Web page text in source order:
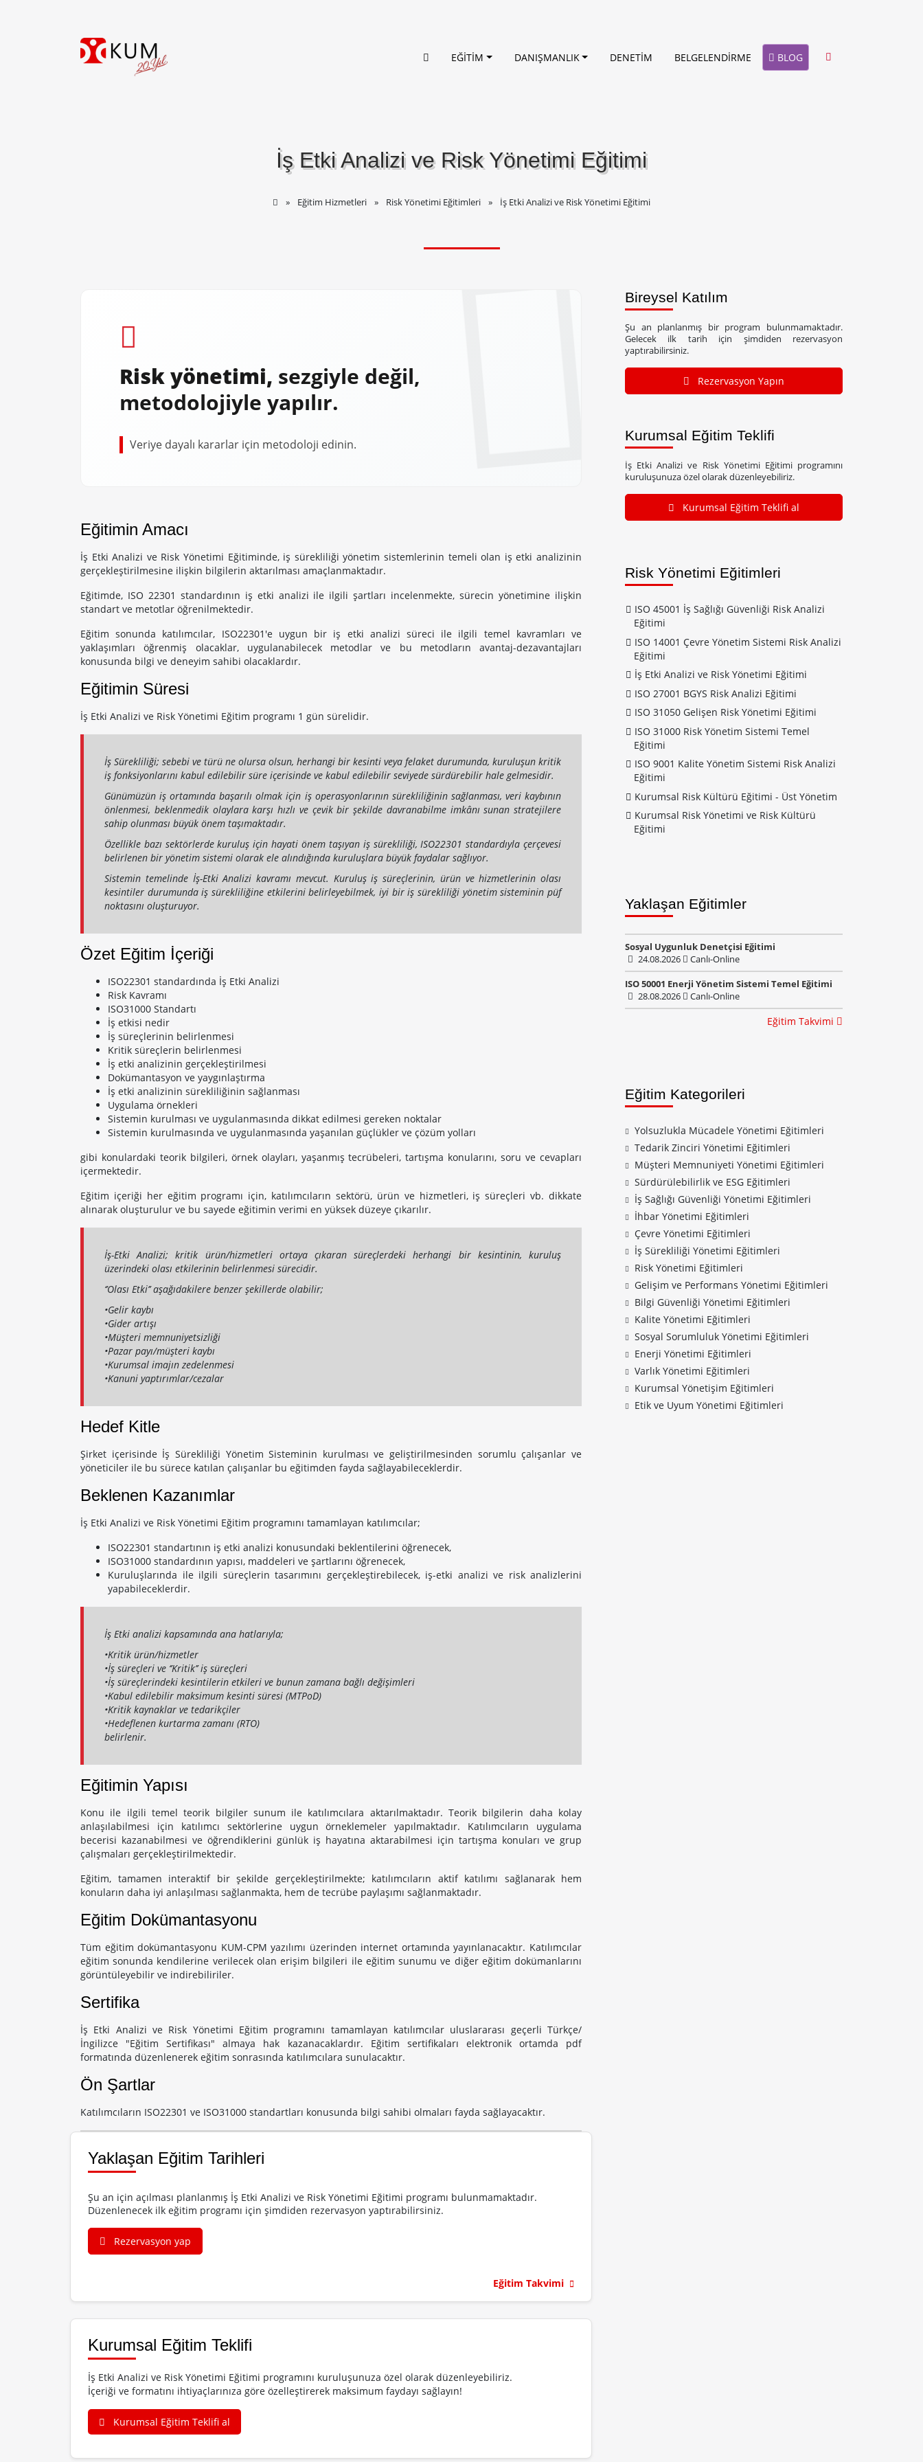
EĞİTİM DANIŞMANLIK DENETİM BELGELENDİRME BLOG
İş Etki Analizi ve Risk Yönetimi Eğitimi
Eğitim Hizmetleri Risk Yönetimi Eğitimleri İş Etki Analizi ve Risk Yönetimi Eğitimi
Risk yönetimi, sezgiyle değil,
metodolojiyle yapılır.
Veriye dayalı kararlar için metodoloji edinin.
Eğitimin Amacı
İş Etki Analizi ve Risk Yönetimi Eğitiminde, iş sürekliliği yönetim sistemlerinin temeli olan iş etki analizinin
gerçekleştirilmesine ilişkin bilgilerin aktarılması amaçlanmaktadır.
Eğitimde, ISO 22301 standardının iş etki analizi ile ilgili şartları incelenmekte, sürecin yönetimine ilişkin
standart ve metotlar öğrenilmektedir.
Eğitim sonunda katılımcılar, ISO22301'e uygun bir iş etki analizi süreci ile ilgili temel kavramları ve
yaklaşımları öğrenmiş olacaklar, uygulanabilecek metodlar ve bu metodların avantaj-dezavantajları
konusunda bilgi ve deneyim sahibi olacaklardır.
Eğitimin Süresi
İş Etki Analizi ve Risk Yönetimi Eğitim programı 1 gün sürelidir.
İş Sürekliliği; sebebi ve türü ne olursa olsun, herhangi bir kesinti veya felaket durumunda, kuruluşun kritik
iş fonksiyonlarını kabul edilebilir süre içerisinde ve kabul edilebilir seviyede sürdürebilir hale gelmesidir.
Günümüzün iş ortamında başarılı olmak için iş operasyonlarının sürekliliğinin sağlanması, veri kaybının
önlenmesi, beklenmedik olaylara karşı hızlı ve çevik bir şekilde davranabilme imkânı sunan stratejilere
sahip olunması büyük önem taşımaktadır.
Özellikle bazı sektörlerde kuruluş için hayati önem taşıyan iş sürekliliği, ISO22301 standardıyla çerçevesi
belirlenen bir yönetim sistemi olarak ele alındığında kuruluşlara büyük faydalar sağlıyor.
Sistemin temelinde İş-Etki Analizi kavramı mevcut. Kuruluş iş süreçlerinin, ürün ve hizmetlerinin olası
kesintiler durumunda iş sürekliliğine etkilerini belirleyebilmek, iyi bir iş sürekliliği yönetim sisteminin püf
noktasını oluşturuyor.
Özet Eğitim İçeriği
ISO22301 standardında İş Etki Analizi
Risk Kavramı
ISO31000 Standartı
İş etkisi nedir
İş süreçlerinin belirlenmesi
Kritik süreçlerin belirlenmesi
İş etki analizinin gerçekleştirilmesi
Dokümantasyon ve yaygınlaştırma
İş etki analizinin sürekliliğinin sağlanması
Uygulama örnekleri
Sistemin kurulması ve uygulanmasında dikkat edilmesi gereken noktalar
Sistemin kurulmasında ve uygulanmasında yaşanılan güçlükler ve çözüm yolları
gibi konulardaki teorik bilgileri, örnek olayları, yaşanmış tecrübeleri, tartışma konularını, soru ve cevapları
içermektedir.
Eğitim içeriği her eğitim programı için, katılımcıların sektörü, ürün ve hizmetleri, iş süreçleri vb. dikkate
alınarak oluşturulur ve bu sayede eğitimin verimi en yüksek düzeye çıkarılır.
İş-Etki Analizi; kritik ürün/hizmetleri ortaya çıkaran süreçlerdeki herhangi bir kesintinin, kuruluş
üzerindeki olası etkilerinin belirlenmesi sürecidir.
‘’Olası Etki’’ aşağıdakilere benzer şekillerde olabilir;
•Gelir kaybı
•Gider artışı
•Müşteri memnuniyetsizliği
•Pazar payı/müşteri kaybı
•Kurumsal imajın zedelenmesi
•Kanuni yaptırımlar/cezalar
Hedef Kitle
Şirket içerisinde İş Sürekliliği Yönetim Sisteminin kurulması ve geliştirilmesinden sorumlu çalışanlar ve
yöneticiler ile bu sürece katılan çalışanlar bu eğitimden fayda sağlayabileceklerdir.
Beklenen Kazanımlar
İş Etki Analizi ve Risk Yönetimi Eğitim programını tamamlayan katılımcılar;
ISO22301 standartının iş etki analizi konusundaki beklentilerini öğrenecek,
ISO31000 standardının yapısı, maddeleri ve şartlarını öğrenecek,
Kuruluşlarında ile ilgili süreçlerin tasarımını gerçekleştirebilecek, iş-etki analizi ve risk analizlerini
yapabileceklerdir.
İş Etki analizi kapsamında ana hatlarıyla;
•Kritik ürün/hizmetler
•İş süreçleri ve ‘’Kritik’’ iş süreçleri
•İş süreçlerindeki kesintilerin etkileri ve bunun zamana bağlı değişimleri
•Kabul edilebilir maksimum kesinti süresi (MTPoD)
•Kritik kaynaklar ve tedarikçiler
•Hedeflenen kurtarma zamanı (RTO)
belirlenir.
Eğitimin Yapısı
Konu ile ilgili temel teorik bilgiler sunum ile katılımcılara aktarılmaktadır. Teorik bilgilerin daha kolay
anlaşılabilmesi için katılımcı sektörlerine uygun örneklemeler yapılmaktadır. Katılımcıların uygulama
becerisi kazanabilmesi ve öğrendiklerini günlük iş hayatına aktarabilmesi için tartışma konuları ve grup
çalışmaları gerçekleştirilmektedir.
Eğitim, tamamen interaktif bir şekilde gerçekleştirilmekte; katılımcıların aktif katılımı sağlanarak hem
konuların daha iyi anlaşılması sağlanmakta, hem de tecrübe paylaşımı sağlanmaktadır.
Eğitim Dokümantasyonu
Tüm eğitim dokümantasyonu KUM-CPM yazılımı üzerinden internet ortamında yayınlanacaktır. Katılımcılar
eğitim sonunda kendilerine verilecek olan erişim bilgileri ile eğitim sunumu ve diğer eğitim dokümanlarını
görüntüleyebilir ve indirebiliriler.
Sertifika
İş Etki Analizi ve Risk Yönetimi Eğitim programını tamamlayan katılımcılar uluslararası geçerli Türkçe/
İngilizce "Eğitim Sertifikası" almaya hak kazanacaklardır. Eğitim sertifikaları elektronik ortamda pdf
formatında düzenlenerek eğitim sonrasında katılımcılara sunulacaktır.
Ön Şartlar
Katılımcıların ISO22301 ve ISO31000 standartları konusunda bilgi sahibi olmaları fayda sağlayacaktır.
Yaklaşan Eğitim Tarihleri
Şu an için açılması planlanmış İş Etki Analizi ve Risk Yönetimi Eğitimi programı bulunmamaktadır.
Düzenlenecek ilk eğitim programı için şimdiden rezervasyon yaptırabilirsiniz.
Rezervasyon yap
Eğitim Takvimi
Kurumsal Eğitim Teklifi
İş Etki Analizi ve Risk Yönetimi Eğitimi programını kuruluşunuza özel olarak düzenleyebiliriz.
İçeriği ve formatını ihtiyaçlarınıza göre özelleştirerek maksimum faydayı sağlayın!
Kurumsal Eğitim Teklifi al
Bireysel Katılım
Şu an planlanmış bir program bulunmamaktadır.
Gelecek ilk tarih için şimdiden rezervasyon
yaptırabilirsiniz.
Rezervasyon Yapın
Kurumsal Eğitim Teklifi
İş Etki Analizi ve Risk Yönetimi Eğitimi programını
kuruluşunuza özel olarak düzenleyebiliriz.
Kurumsal Eğitim Teklifi al
Risk Yönetimi Eğitimleri
ISO 45001 İş Sağlığı Güvenliği Risk Analizi
Eğitimi
ISO 14001 Çevre Yönetim Sistemi Risk Analizi
Eğitimi
İş Etki Analizi ve Risk Yönetimi Eğitimi
ISO 27001 BGYS Risk Analizi Eğitimi
ISO 31050 Gelişen Risk Yönetimi Eğitimi
ISO 31000 Risk Yönetim Sistemi Temel
Eğitimi
ISO 9001 Kalite Yönetim Sistemi Risk Analizi
Eğitimi
Kurumsal Risk Kültürü Eğitimi - Üst Yönetim
Kurumsal Risk Yönetimi ve Risk Kültürü
Eğitimi
Yaklaşan Eğitimler
Sosyal Uygunluk Denetçisi Eğitimi
24.08.2026
Canlı-Online
ISO 50001 Enerji Yönetim Sistemi Temel Eğitimi
28.08.2026
Canlı-Online
Eğitim Takvimi
Eğitim Kategorileri
Yolsuzlukla Mücadele Yönetimi Eğitimleri
Tedarik Zinciri Yönetimi Eğitimleri
Müşteri Memnuniyeti Yönetimi Eğitimleri
Sürdürülebilirlik ve ESG Eğitimleri
İş Sağlığı Güvenliği Yönetimi Eğitimleri
İhbar Yönetimi Eğitimleri
Çevre Yönetimi Eğitimleri
İş Sürekliliği Yönetimi Eğitimleri
Risk Yönetimi Eğitimleri
Gelişim ve Performans Yönetimi Eğitimleri
Bilgi Güvenliği Yönetimi Eğitimleri
Kalite Yönetimi Eğitimleri
Sosyal Sorumluluk Yönetimi Eğitimleri
Enerji Yönetimi Eğitimleri
Varlık Yönetimi Eğitimleri
Kurumsal Yönetişim Eğitimleri
Etik ve Uyum Yönetimi Eğitimleri